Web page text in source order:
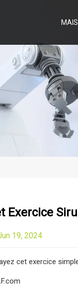
Exercice
19, 2024
cet exercice